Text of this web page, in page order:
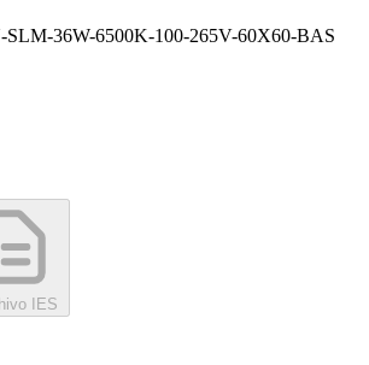
36W-6500K-100-265V-60X60-BAS
IES